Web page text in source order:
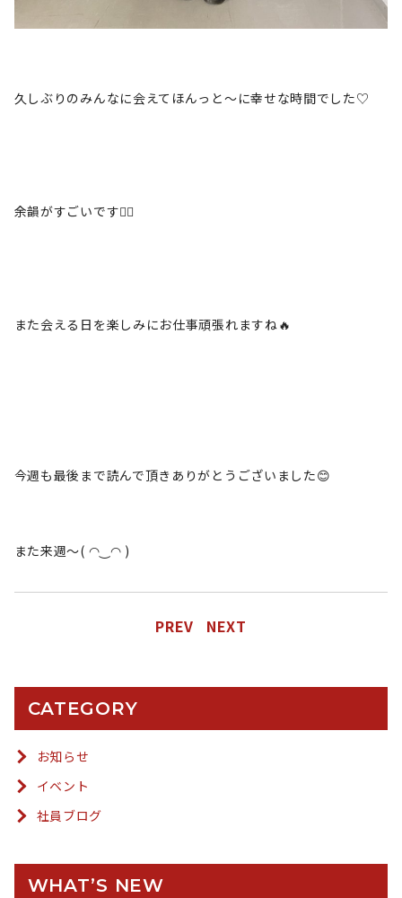
久しぶりのみんなに会えてほんっと〜に幸せな時間でした♡
余韻がすごいです😵‍💫
また会える日を楽しみにお仕事頑張れますね🔥
今週も最後まで読んで頂きありがとうございました😊
また来週〜( ◠‿◠ )
PREV NEXT
CATEGORY
お知らせ
イベント
社員ブログ
WHAT’S NEW